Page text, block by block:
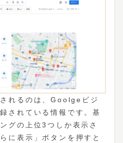
れるのは、Goolgeビジ
されている情報です。基
グの上位3つしか表示さ
に表示」ボタンを押すと